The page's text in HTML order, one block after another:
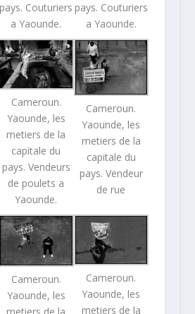
pays. Couturiers
a Yaounde.
pays. Couturiers
a Yaounde.
Cameroun.
Yaounde, les
metiers de la
capitale du
pays. Vendeurs
de poulets a
Yaounde.
Cameroun.
Yaounde, les
metiers de la
capitale du
pays. Vendeur
de rue
Cameroun.
Yaounde, les
Cameroun.
Yaounde, les
metiers de la